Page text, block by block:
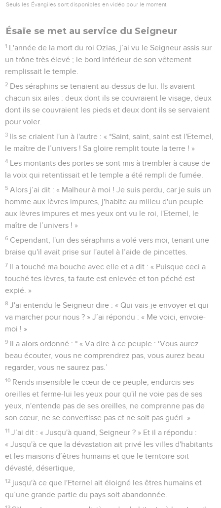
Seuls les Évangiles sont disponibles en vidéo pour le moment.
Ésaïe se met au service du Seigneur
1 L'année de la mort du roi Ozias, j’ai vu le Seigneur assis sur
un trône très élevé ; le bord inférieur de son vêtement
remplissait le temple.
2 Des séraphins se tenaient au-dessus de lui. Ils avaient
chacun six ailes : deux dont ils se couvraient le visage, deux
dont ils se couvraient les pieds et deux dont ils se servaient
pour voler.
3 Ils se criaient l'un à l'autre : « *Saint, saint, saint est l'Eternel,
le maître de l’univers ! Sa gloire remplit toute la terre ! »
4 Les montants des portes se sont mis à trembler à cause de
la voix qui retentissait et le temple a été rempli de fumée.
5 Alors j’ai dit : « Malheur à moi ! Je suis perdu, car je suis un
homme aux lèvres impures, j'habite au milieu d'un peuple
aux lèvres impures et mes yeux ont vu le roi, l'Eternel, le
maître de l’univers ! »
6 Cependant, l'un des séraphins a volé vers moi, tenant une
braise qu'il avait prise sur l'autel à l’aide de pincettes.
7 Il a touché ma bouche avec elle et a dit : « Puisque ceci a
touché tes lèvres, ta faute est enlevée et ton péché est
expié. »
8 J'ai entendu le Seigneur dire : « Qui vais-je envoyer et qui
va marcher pour nous ? » J’ai répondu : « Me voici, envoie-
moi ! »
9 Il a alors ordonné : * « Va dire à ce peuple : ‘Vous aurez
beau écouter, vous ne comprendrez pas, vous aurez beau
regarder, vous ne saurez pas.’
10 Rends insensible le cœur de ce peuple, endurcis ses
oreilles et ferme-lui les yeux pour qu'il ne voie pas de ses
yeux, n'entende pas de ses oreilles, ne comprenne pas de
son cœur, ne se convertisse pas et ne soit pas guéri. »
11 J’ai dit : « Jusqu'à quand, Seigneur ? » Et il a répondu :
« Jusqu'à ce que la dévastation ait privé les villes d'habitants
et les maisons d’êtres humains et que le territoire soit
dévasté, désertique,
12 jusqu'à ce que l'Eternel ait éloigné les êtres humains et
qu’une grande partie du pays soit abandonnée.